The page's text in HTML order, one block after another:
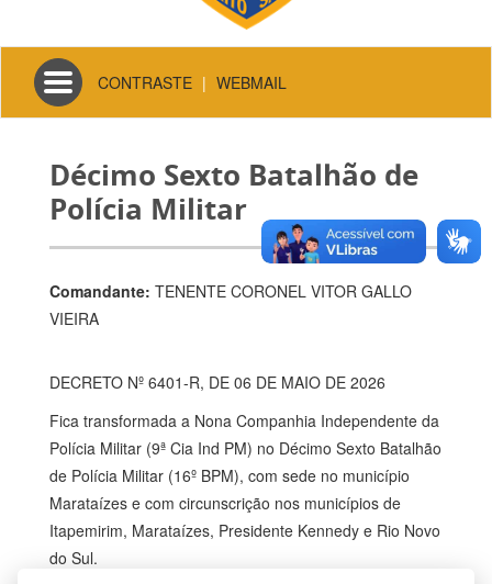
Toggle
navigation
CONTRASTE | WEBMAIL
Décimo Sexto Batalhão de
Polícia Militar
Comandante: TENENTE CORONEL VITOR GALLO
VIEIRA
DECRETO Nº 6401-R, DE 06 DE MAIO DE 2026
Fica transformada a Nona Companhia Independente da
Polícia Militar (9ª Cia Ind PM) no Décimo Sexto Batalhão
de Polícia Militar (16º BPM), com sede no município
Marataízes e com circunscrição nos municípios de
Itapemirim, Marataízes, Presidente Kennedy e Rio Novo
do Sul.